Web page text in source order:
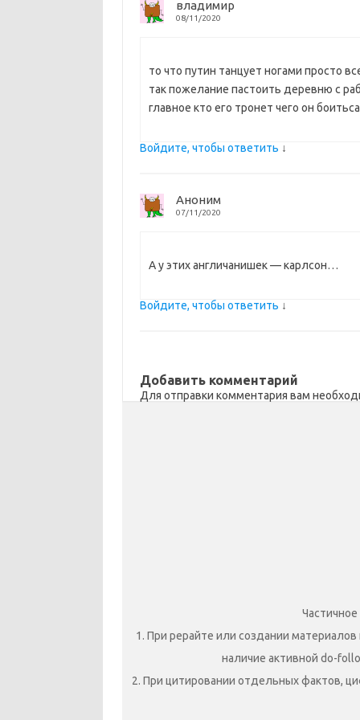
владимир
08/11/2020
то что путин танцует ногами просто
так пожелание пастоить деревню с
главное кто его тронет чего он
Войдите, чтобы ответить ↓
Аноним
07/11/2020
А у этих англичанишек — карлсон…
Войдите, чтобы ответить ↓
Добавить комментарий
Для отправки комментария вам
1. При рерайте или создании
наличие активной do-
2. При цитировании отдельных фактов,